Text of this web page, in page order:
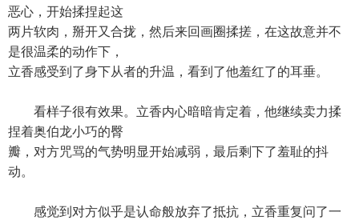
恶心，开始揉捏起这
两片软肉，掰开又合拢，然后来回画圈揉搓，在这故意并不
是很温柔的动作下，
立香感受到了身下从者的升温，看到了他羞红了的耳垂。
看样子很有效果。立香内心暗暗肯定着，他继续卖力揉
捏着奥伯龙小巧的臀
瓣，对方咒骂的气势明显开始减弱，最后剩下了羞耻的抖
动。
感觉到对方似乎是认命般放弃了抵抗，立香重复问了一